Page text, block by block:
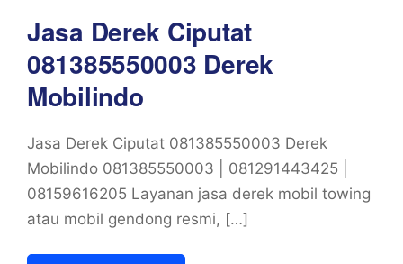
Jasa Derek Ciputat
081385550003 Derek
Mobilindo
Jasa Derek Ciputat 081385550003 Derek
Mobilindo 081385550003 | 081291443425 |
08159616205 Layanan jasa derek mobil towing
atau mobil gendong resmi, […]